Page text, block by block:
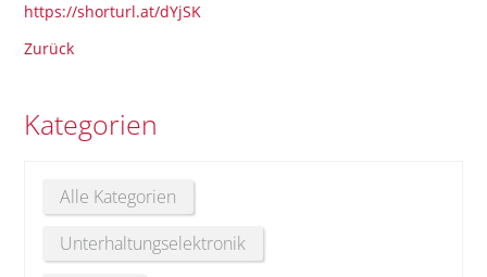
https://shorturl.at/dYjSK
Zurück
Kategorien
Alle Kategorien
Unterhaltungselektronik